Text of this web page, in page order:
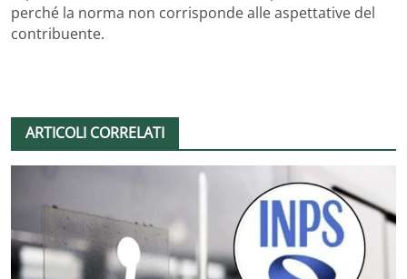
perché la norma non corrisponde alle aspettative del
contribuente.
ARTICOLI CORRELATI